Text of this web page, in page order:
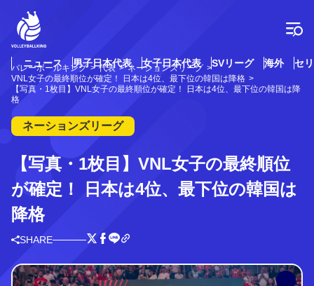
テ
ツ
プ
ニュース 男子日本代表 女子日本代表 SVリーグ 海外 セ
バレーボールキング 代表
ネーションズリーグ
VNL女子の最終順位が確定！ 日本は4位、最下位の韓国は降格
【写真・1枚目】VNL女子の最終順位が確定！ 日本は4位、最下位の韓国は降
格
ネーションズリーグ
【写真・1枚目】VNL女子の最終順位
が確定！ 日本は4位、最下位の韓国は
降格
SHARE